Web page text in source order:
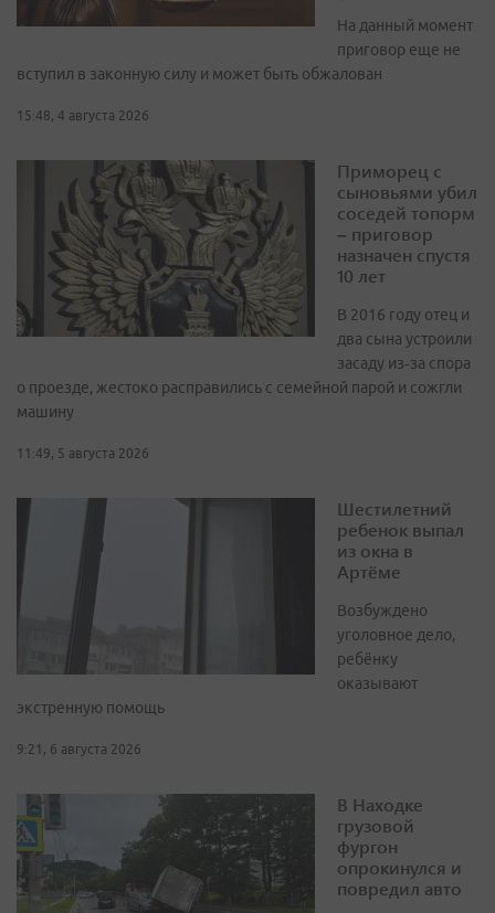
На данный момент
приговор еще не
вступил в законную силу и может быть обжалован
15:48, 4 августа 2026
Приморец с
сыновьями убил
соседей топорм
– приговор
назначен спустя
10 лет
В 2016 году отец и
два сына устроили
засаду из‑за спора
о проезде, жестоко расправились с семейной парой и сожгли
машину
11:49, 5 августа 2026
Шестилетний
ребенок выпал
из окна в
Артёме
Возбуждено
уголовное дело,
ребёнку
оказывают
экстренную помощь
9:21, 6 августа 2026
В Находке
грузовой
фургон
опрокинулся и
повредил авто